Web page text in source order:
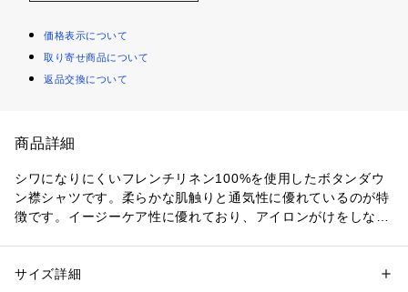
価格表示について
取り寄せ商品について
返品交換について
商品詳細
シワになりにくいフレンチリネン100%を使用したボタンダウ
ン襟シャツです。柔らかな肌触りと通気性に優れているのが特
徴です。イージーケア性に優れており、アイロンがけをしなく
性別：メンズ
サイズ詳細